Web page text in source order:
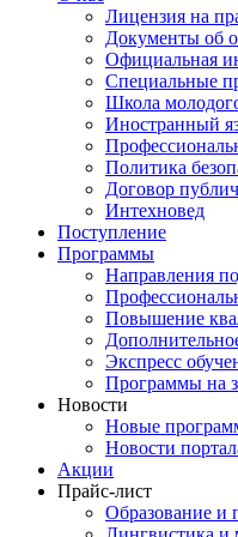
Лицензия на
Документы об
Официальная
Специальные
Школа
Иностранный
Политика
Договор
Интехновед
Поступление
Программы
Направления
Повышение
Экспресс
Программы на
Новости
Новые
Новости
Акции
Прайс-лист
Образование и